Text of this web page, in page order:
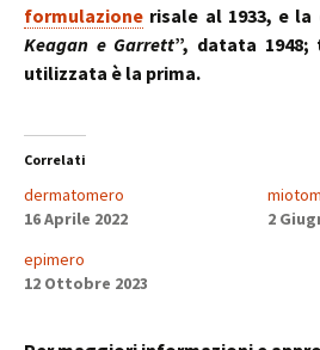
formulazione risale al 1933, e
Keagan e Garrett”, datata
utilizzata è la prima.
Correlati
dermatomero
16 Aprile 2022
2
epimero
12 Ottobre 2023